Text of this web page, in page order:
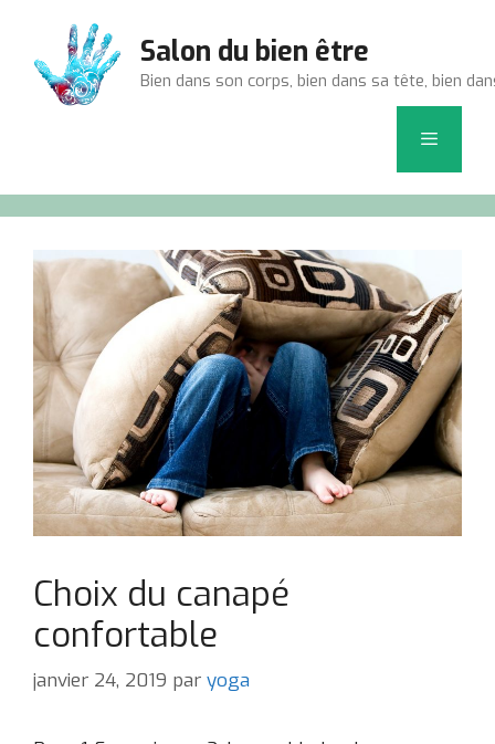
contenu
Salon du bien être
Bien dans son corps, bien dans sa tête, bien
Choix du canapé
confortable
janvier 24, 2019 par yoga